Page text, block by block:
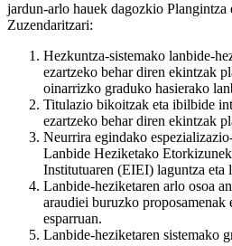
jardun-arlo hauek dagozkio Plangintza
Zuzendaritzari:
Hezkuntza-sistemako lanbide-
ezartzeko behar diren ekintzak
oinarrizko graduko hasierako
Titulazio bikoitzak eta ibilbide
ezartzeko behar diren ekintzak
Neurrira egindako
Lanbide Heziketako
Institutuaren (EIEI) laguntza eta
Lanbide-heziketaren arlo osoa
araudiei buruzko proposamenak
esparruan.
Lanbide-heziketaren sistemako